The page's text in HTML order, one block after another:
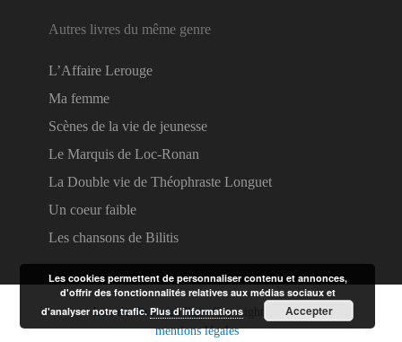
Autres livres du même genre
L’Affaire Lerouge
Ma femme
Scènes de la vie de jeunesse
Le Marquis de Loc-Ronan
La Double vie de Théophraste Longuet
Un coeur faible
Les chansons de Bilitis
Lire des livres en ligneCopyright © 2026.
mentions légales
Les cookies permettent de personnaliser contenu et annonces,
d'offrir des fonctionnalités relatives aux médias sociaux et
d'analyser notre trafic.Plus d’informations Accepter